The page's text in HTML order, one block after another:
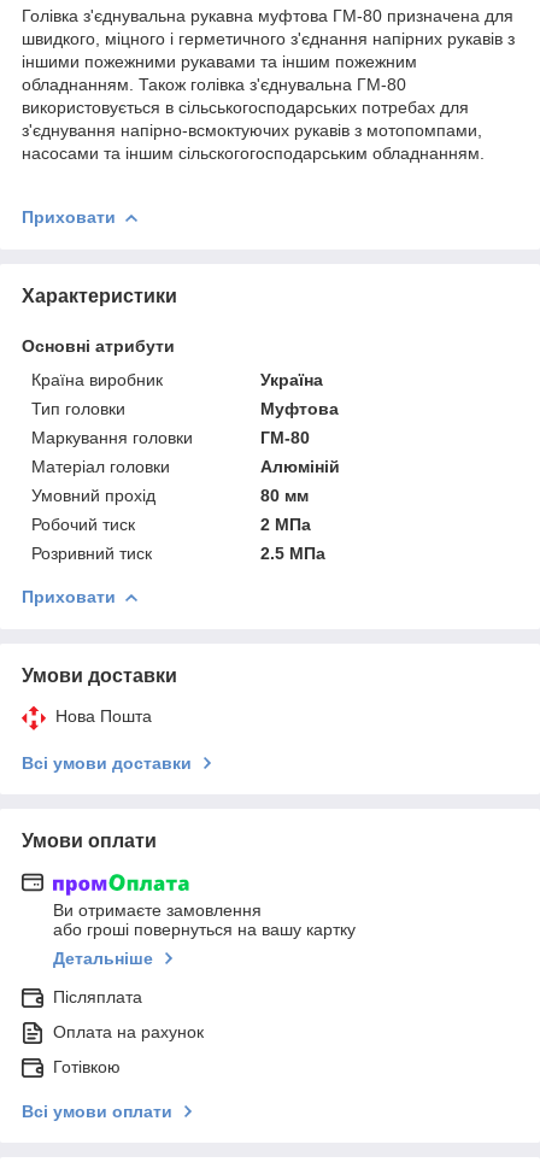
Голівка з'єднувальна рукавна муфтова ГМ-80 призначена для
швидкого, міцного і герметичного з'єднання напірних рукавів з
іншими пожежними рукавами та іншим пожежним
обладнанням. Також голівка з'єднувальна ГМ-80
використовується в сільськогосподарських потребах для
з'єднування напірно-всмоктуючих рукавів з мотопомпами,
насосами та іншим сільскогогосподарським обладнанням.
Приховати
Характеристики
Основні атрибути
Країна виробник
Україна
Тип головки
Муфтова
Маркування головки
ГМ-80
Матеріал головки
Алюміній
Умовний прохід
80 мм
Робочий тиск
2 МПа
Розривний тиск
2.5 МПа
Приховати
Умови доставки
Нова Пошта
Всі умови доставки
Умови оплати
Ви отримаєте замовлення
або гроші повернуться на вашу картку
Детальніше
Післяплата
Оплата на рахунок
Готівкою
Всі умови оплати